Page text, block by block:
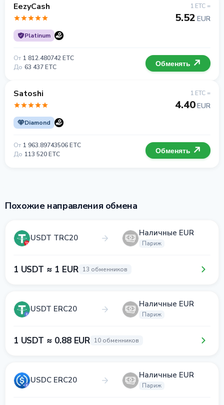
EezyCash
Platinum
1 ETC =
5.52 EUR
От 1 812.480742 ETC
До 63 437 ETC Обменять
Satoshi
Diamond
1 ETC =
4.40EUR
От 1 963.89743506 ETC
До 113 520 ETC Обменять
Похожие направления обмена
USDT TRC20 Наличные EUR
Париж
1 USDT ≈ 1 EUR 13 обменников
USDT ERC20 Наличные EUR
Париж
1 USDT ≈ 0.88 EUR 10 обменников
USDC ERC20 Наличные EUR
Париж